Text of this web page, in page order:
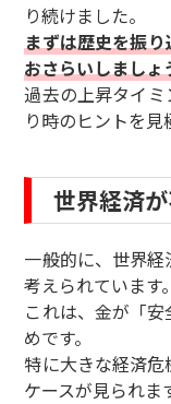
り続けました。
まずは歴史を振
おさらいしましょ
過去の上昇タイ
り時のヒントを見
世界経済
一般的に、世界
考えられています。
これは、金が「
めです。
特に大きな経済
ケースが見られま